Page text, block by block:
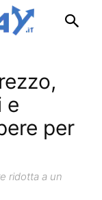
e
per
ridotta a un